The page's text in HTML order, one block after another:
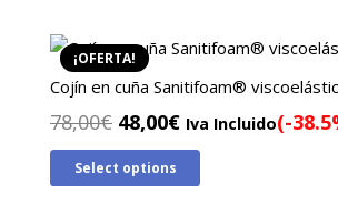
70,00€.46,00€.
¡OFERTA!
Cojín en cuña Sanitifoam®
78,00€ El
precio
original
48,00€El
precio
actual
Iva Incluido(-
Select options